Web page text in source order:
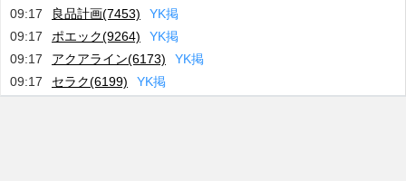
09:17
良品計画(7453) YK掲
09:17
ポエック(9264) YK掲
09:17
アクアライン(6173) YK掲
09:17
セラク(6199) YK掲